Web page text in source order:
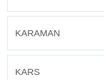
KARAMAN
KARS